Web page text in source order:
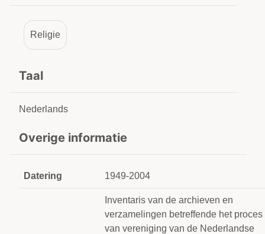
Religie
Taal
Nederlands
Overige informatie
Datering 1949-2004
Inventaris van de archieven en
verzamelingen betreffende het proces
van vereniging van de Nederlandse